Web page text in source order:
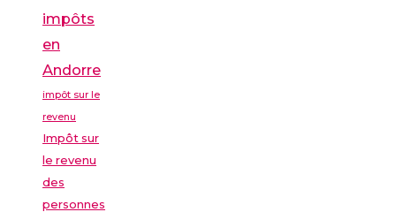
impôts
en
Andorre
impôt sur le
revenu
Impôt sur
le revenu
des
personnes